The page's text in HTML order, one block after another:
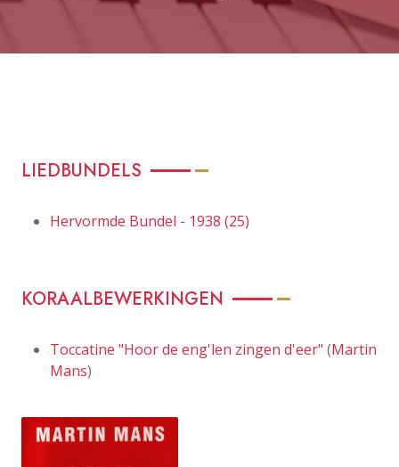
LIEDBUNDELS
Hervormde Bundel - 1938 (25)
KORAALBEWERKINGEN
Toccatine "Hoor de eng'len zingen d'eer" (Martin
Mans)